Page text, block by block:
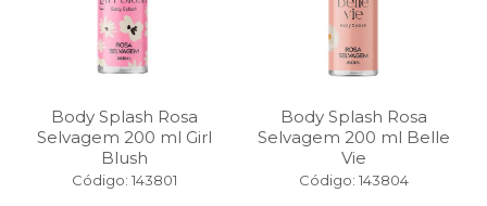
Body Splash Rosa
Selvagem 200 ml Girl
Blush
Código: 143801
Body Splash Rosa
Selvagem 200 ml Belle
Vie
Código: 143804